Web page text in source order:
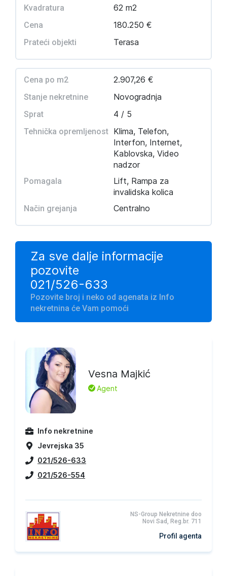
Kvadratura 62 m2
Cena 180.250 €
Prateći objekti Terasa
Cena po m2 2.907,26 €
Stanje nekretnine Novogradnja
Sprat 4 / 5
Tehnička opremljenost Klima, Telefon,
Interfon, Internet,
Kablovska, Video
nadzor
Pomagala
Lift, Rampa za
invalidska kolica
Način grejanja Centralno
Za sve dalje informacije
pozovite
021/526-633
Pozovite broj i neko od agenata iz Info
nekretnina će Vam pomoći
Vesna Majkić
L Agent
Info nekretnine
Jevrejska 35
021/526-633
021/526-554
NS-Group Nekretnine doo
Novi Sad, Reg.br. 711
Profil agenta